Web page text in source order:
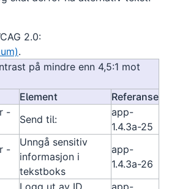
2.0:
.
på mindre enn 4,5:1 mot
Element
Referanse
-
Send til:
app-
1.4.3a-25
-
Unngå sensitiv
informasjon i
tekstboks
app-
1.4.3a-26
Logg ut av ID app-